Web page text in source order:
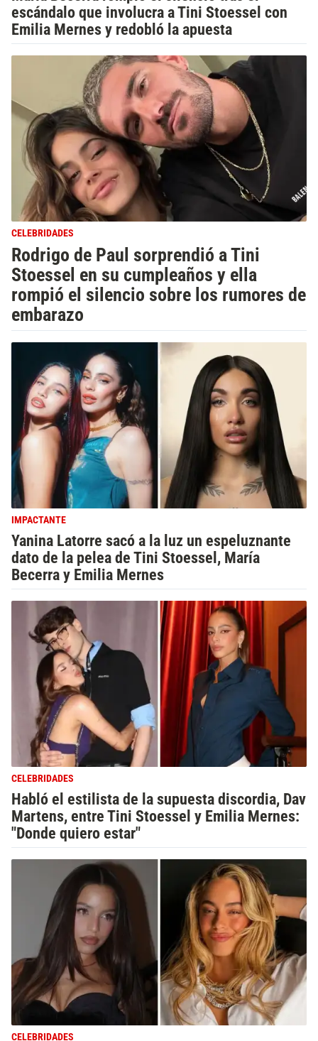
escándalo que involucra a Tini Stoessel con
Emilia Mernes y redobló la apuesta
CELEBRIDADES
Rodrigo de Paul sorprendió a Tini
Stoessel en su cumpleaños y ella
rompió el silencio sobre los rumores de
embarazo
IMPACTANTE
Yanina Latorre sacó a la luz un espeluznante
dato de la pelea de Tini Stoessel, María
Becerra y Emilia Mernes
CELEBRIDADES
Habló el estilista de la supuesta discordia, Dav
Martens, entre Tini Stoessel y Emilia Mernes:
"Donde quiero estar"
CELEBRIDADES